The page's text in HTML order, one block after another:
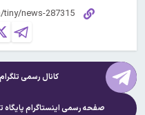
کانال رسمی
صفحه رسمی اینستاگرام پایگاه